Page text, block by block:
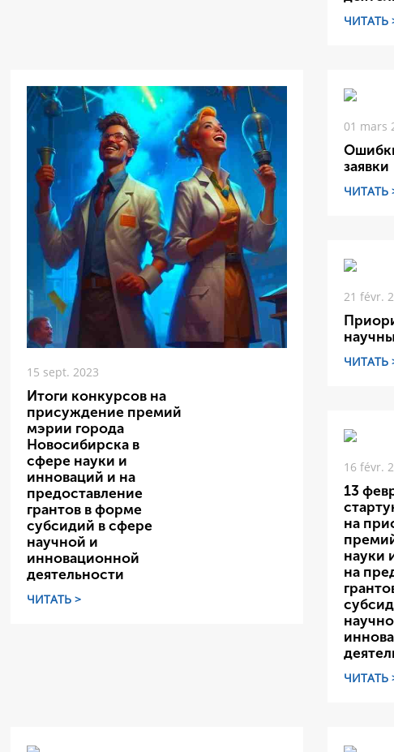
ЧИТАТЬ
15 sept. 2023
Итоги конкурсов на
присуждение премий
мэрии города
Новосибирска в
сфере науки и
инноваций и на
предоставление
грантов в форме
субсидий в сфере
научной и
инновационной
деятельности
ЧИТАТЬ >
01 mars
заявки
ЧИТАТЬ
21 févr.
ЧИТАТЬ
16 févr.
13
на
науки
на
ЧИТАТЬ